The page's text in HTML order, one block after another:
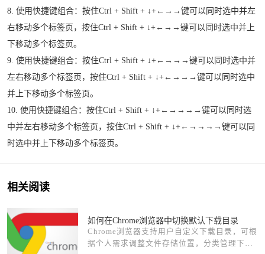
8. 使用快捷键组合：按住Ctrl + Shift + ↓+←→→键可以同时选中并左
右移动多个标签页，按住Ctrl + Shift + ↓+←→→键可以同时选中并上
下移动多个标签页。
9. 使用快捷键组合：按住Ctrl + Shift + ↓+←→→→键可以同时选中并
左右移动多个标签页，按住Ctrl + Shift + ↓+←→→→键可以同时选中
并上下移动多个标签页。
10. 使用快捷键组合：按住Ctrl + Shift + ↓+←→→→→键可以同时选
中并左右移动多个标签页，按住Ctrl + Shift + ↓+←→→→→键可以同
时选中并上下移动多个标签页。
相关阅读
如何在Chrome浏览器中切换默认下载目录
Chrome浏览器支持用户自定义下载目录，可根
据个人需求调整文件存储位置，分类管理下载